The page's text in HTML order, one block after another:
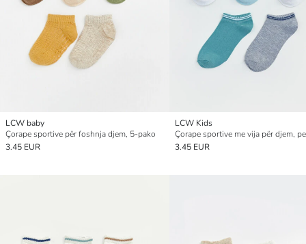
LCW baby
Çorape sportive për foshnja djem, 5-pako
3.45 EUR
LCW Kids
3.45 EUR